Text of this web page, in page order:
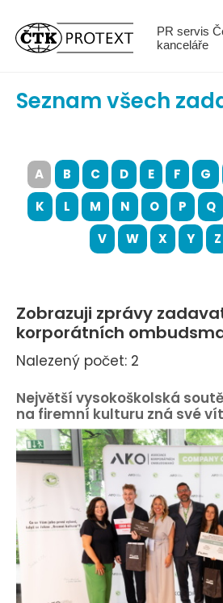
PR servis
kanceláře
Seznam všech
A B C D E F G
K
L M N O P Q
V
W X Y Z
Zobrazuji zprávy
korporátních
Nalezený počet: 2
Největší vysokoškolská
na firemní kulturu zná své